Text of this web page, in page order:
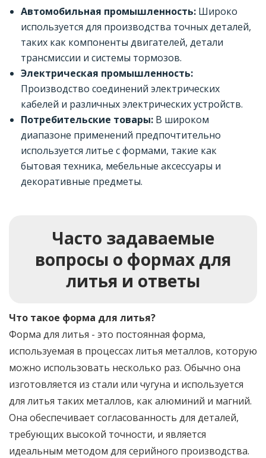
Автомобильная промышленность: Широко
используется для производства точных деталей,
таких как компоненты двигателей, детали
трансмиссии и системы тормозов.
Электрическая промышленность:
Производство соединений электрических
кабелей и различных электрических устройств.
Потребительские товары: В широком
диапазоне применений предпочтительно
используется литье с формами, такие как
бытовая техника, мебельные аксессуары и
декоративные предметы.
Часто задаваемые
вопросы о формах для
литья и ответы
Что такое форма для литья?
Форма для литья - это постоянная форма,
используемая в процессах литья металлов, которую
можно использовать несколько раз. Обычно она
изготовляется из стали или чугуна и используется
для литья таких металлов, как алюминий и магний.
Она обеспечивает согласованность для деталей,
требующих высокой точности, и является
идеальным методом для серийного производства.